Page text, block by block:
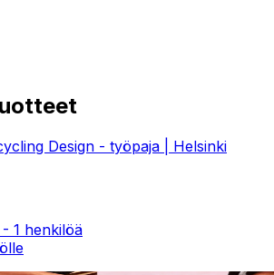
Design - työpaja | Helsinki
- 1 henkilöä